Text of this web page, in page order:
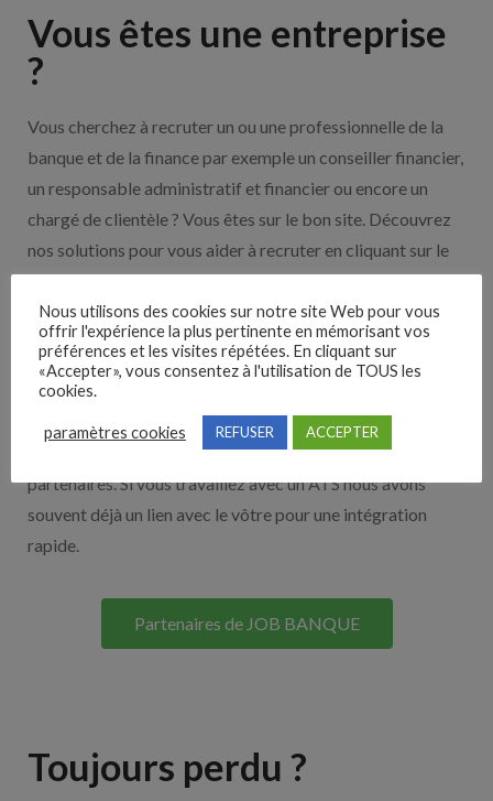
Vous êtes une entreprise
?
Vous cherchez à recruter un ou une professionnelle de la
banque et de la finance par exemple un conseiller financier,
un responsable administratif et financier ou encore un
chargé de clientèle ? Vous êtes sur le bon site. Découvrez
nos solutions pour vous aider à recruter en cliquant sur le
bouton ci-dessous.
Nos solutions entreprises
Découvrez nos partenaires ! Moteurs de recherches,
multidiffuseurs, sites payant… nombreux sont nos
partenaires. Si vous travaillez avec un ATS nous avons
souvent déjà un lien avec le vôtre pour une intégration
rapide.
Partenaires de JOB BANQUE
Toujours perdu ?
Nous utilisons des cookies sur notre site Web pour vous
offrir l'expérience la plus pertinente en mémorisant vos
préférences et les visites répétées. En cliquant sur
«Accepter», vous consentez à l'utilisation de TOUS les
cookies.
paramètres cookies REFUSER ACCEPTER